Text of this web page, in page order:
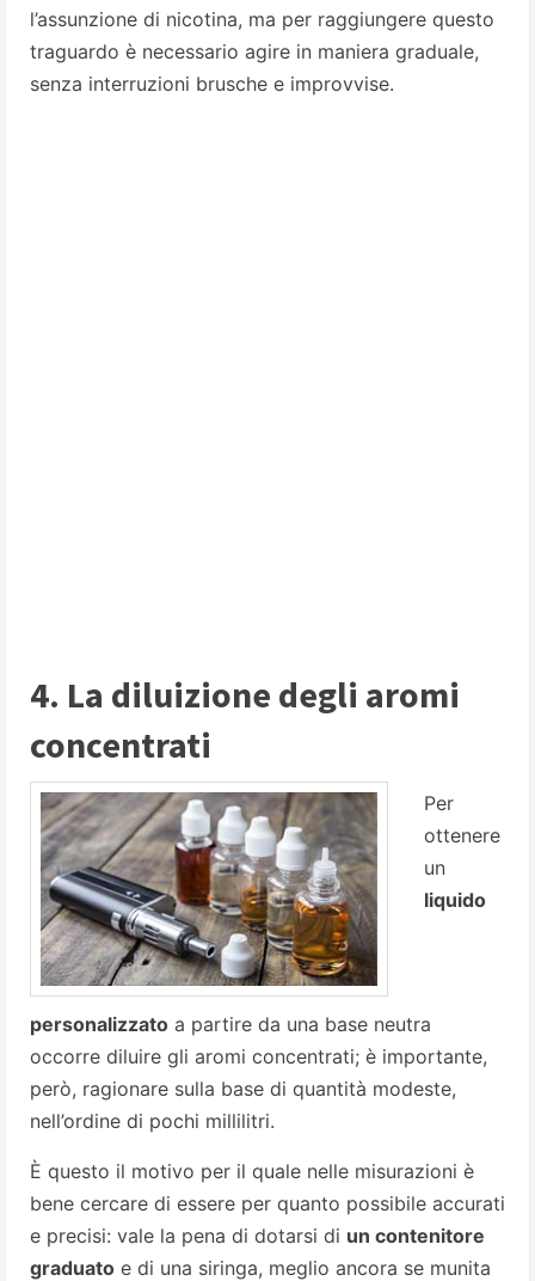
l’assunzione di nicotina, ma per raggiungere questo
traguardo è necessario agire in maniera graduale,
senza interruzioni brusche e improvvise.
4. La diluizione degli aromi
concentrati
Per
ottenere
un
liquido
personalizzato a partire da una base neutra
occorre diluire gli aromi concentrati; è importante,
però, ragionare sulla base di quantità modeste,
nell’ordine di pochi millilitri.
È questo il motivo per il quale nelle misurazioni è
bene cercare di essere per quanto possibile accurati
e precisi: vale la pena di dotarsi di un contenitore
graduato e di una siringa, meglio ancora se munita